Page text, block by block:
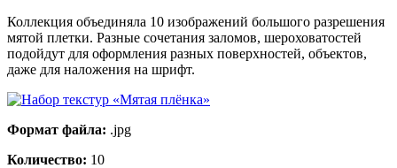
Коллекция объединяла 10 изображений большого разрешения
мятой плетки. Разные сочетания заломов, шероховатостей
подойдут для оформления разных поверхностей, объектов,
даже для наложения на шрифт.
Формат файла: .jpg
Количество: 10